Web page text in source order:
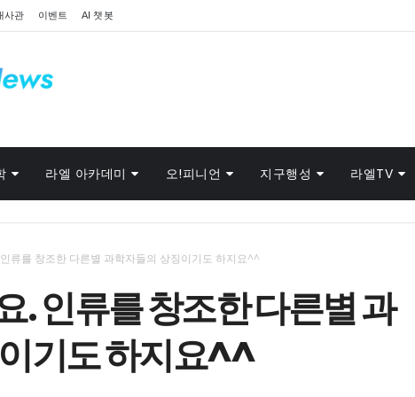
사관 이벤트 AI 챗봇
라엘 아카데미 오!피니언 지구행성 라엘TV
류를 창조한 다른별 과학자들의 상징이기도 하지요^^
. 인류를 창조한 다른별 과
기도 하지요^^